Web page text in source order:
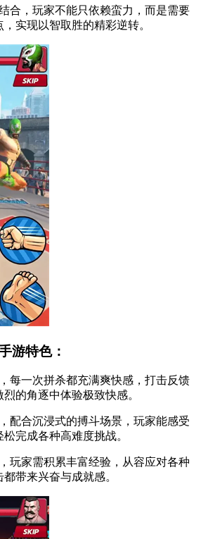
合，玩家不能只依赖蛮力，而是需要
实现以智取胜的精彩逆转。
游特色：
每一次拼杀都充满爽快感，打击反馈
的角逐中体验极致快感。
配合沉浸式的搏斗场景，玩家能感受
完成各种高难度挑战。
玩家需积累丰富经验，从容应对各种
带来兴奋与成就感。